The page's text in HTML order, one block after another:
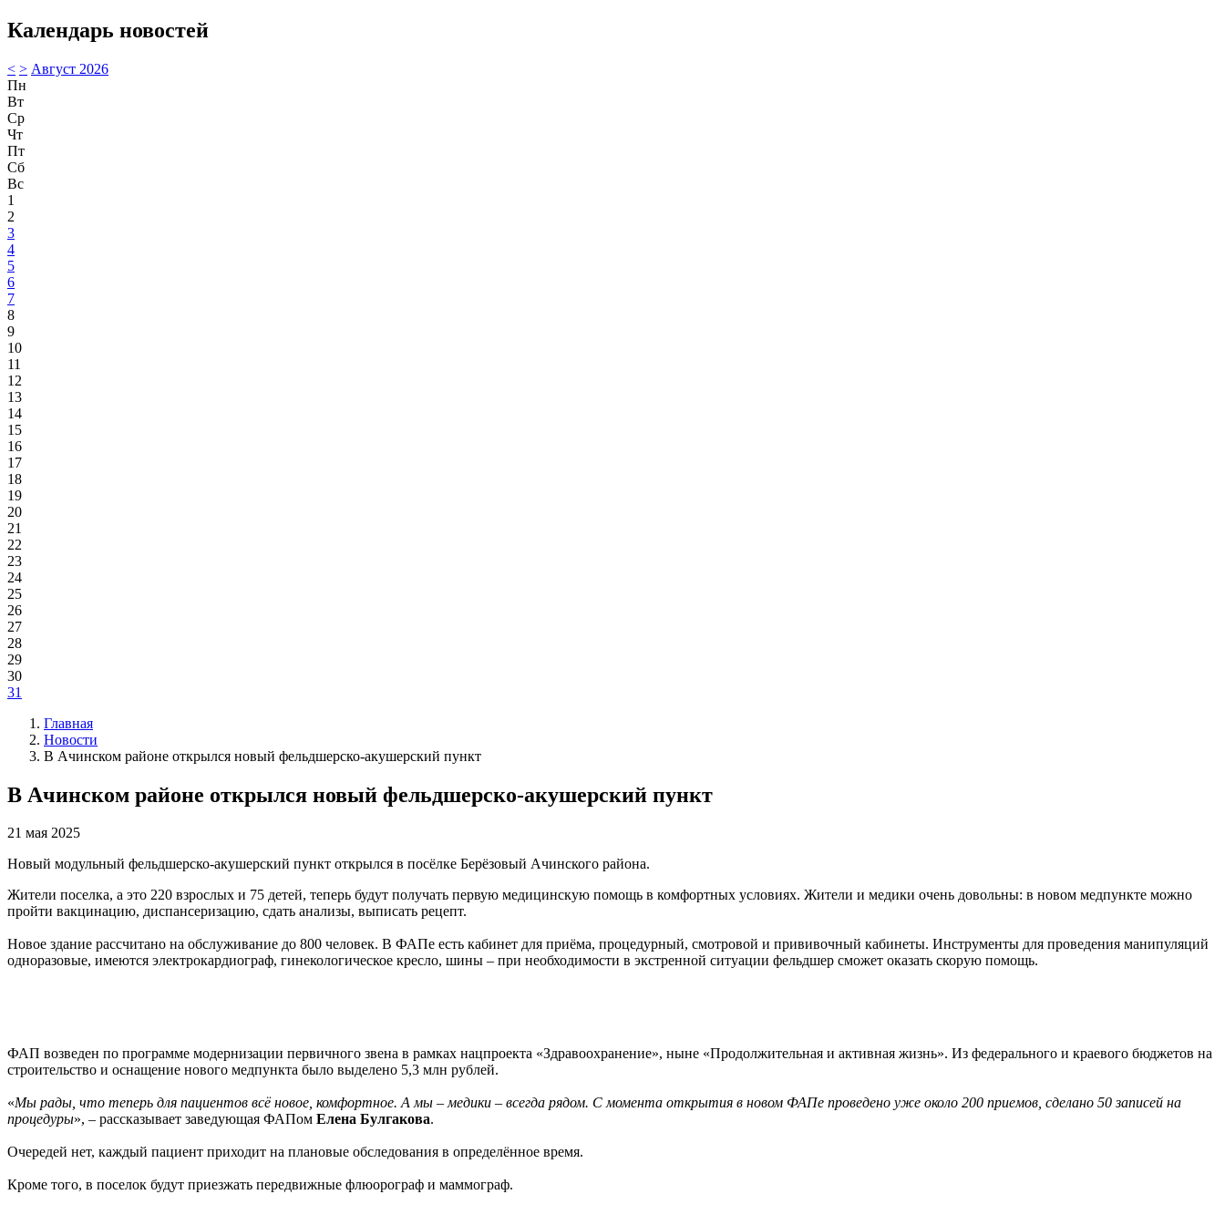
Календарь новостей
< > Август 2026
Пн
Вт
Ср
Чт
Пт
Сб
Вс
1
2
3
4
5
6
7
8
9
10
11
12
13
14
15
16
17
18
19
20
21
22
23
24
25
26
27
28
29
30
31
Главная
Новости
В Ачинском районе открылся новый фельдшерско-акушерский пункт
В Ачинском районе открылся новый фельдшерско-акушерский пункт
21 мая 2025
Новый модульный фельдшерско-акушерский пункт открылся в посёлке Берёзовый Ачинского района.
Жители поселка, а это 220 взрослых и 75 детей, теперь будут получать первую медицинскую помощь в комфортных условиях. Жители и медики очень довольны: в новом медпункте можно
пройти вакцинацию, диспансеризацию, сдать анализы, выписать рецепт.
Новое здание рассчитано на обслуживание до 800 человек. В ФАПе есть кабинет для приёма, процедурный, смотровой и прививочный кабинеты. Инструменты для проведения манипуляций
одноразовые, имеются электрокардиограф, гинекологическое кресло, шины – при необходимости в экстренной ситуации фельдшер сможет оказать скорую помощь.
ФАП возведен по программе модернизации первичного звена в рамках нацпроекта «Здравоохранение», ныне «Продолжительная и активная жизнь». Из федерального и краевого бюджетов на
строительство и оснащение нового медпункта было выделено 5,3 млн рублей.
«Мы рады, что теперь для пациентов всё новое, комфортное. А мы – медики – всегда рядом. С момента открытия в новом ФАПе проведено уже около 200 приемов, сделано 50 записей на
процедуры», – рассказывает заведующая ФАПом Елена Булгакова.
Очередей нет, каждый пациент приходит на плановые обследования в определённое время.
Кроме того, в поселок будут приезжать передвижные флюорограф и маммограф.